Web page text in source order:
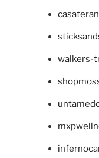
walkers-